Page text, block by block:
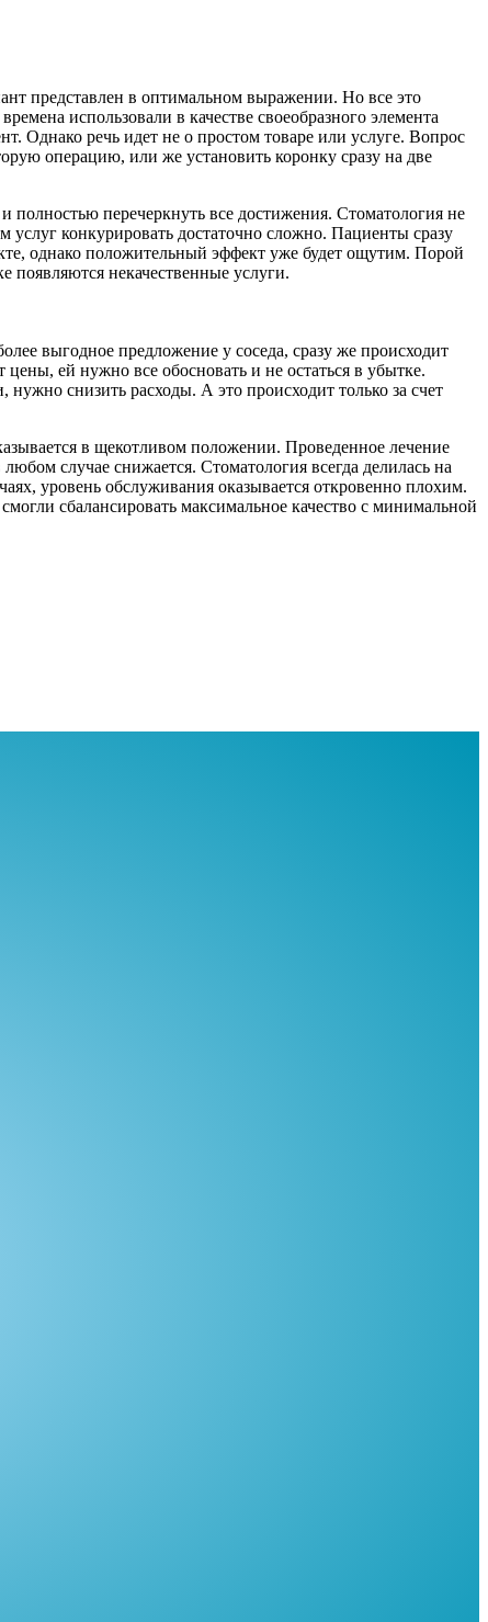
представлен в оптимальном выражении. Но все это
использовали в качестве своеобразного элемента
Однако речь идет не о простом товаре или услуге. Вопрос
операцию, или же установить коронку сразу на две
перечеркнуть все достижения. Стоматология не
конкурировать достаточно сложно. Пациенты сразу
однако положительный эффект уже будет ощутим. Порой
появляются некачественные услуги.
выгодное предложение у соседа, сразу же происходит
ей нужно все обосновать и не остаться в убытке.
снизить расходы. А это происходит только за счет
в щекотливом положении. Проведенное лечение
случае снижается. Стоматология всегда делилась на
уровень обслуживания оказывается откровенно плохим.
сбалансировать максимальное качество с минимальной